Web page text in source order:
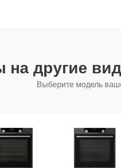
на другие
Выберите модель